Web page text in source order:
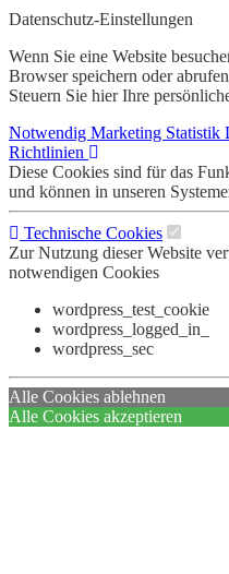
Datenschutz-Einstellungen
Wenn Sie eine Website
Browser speichern oder
Steuern Sie hier Ihre
Notwendig Marketing Statistik
Richtlinien
Diese Cookies sind für das
und können in unseren
Technische Cookies
Zur Nutzung dieser Website
notwendigen Cookies
wordpress_test_cookie
wordpress_logged_in_
wordpress_sec
Alle Cookies ablehnen
Alle Cookies akzeptieren